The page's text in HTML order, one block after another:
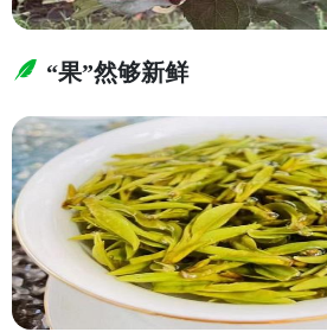
“果”然够新鲜